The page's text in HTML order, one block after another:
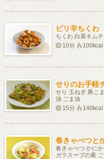
ピリ辛ちくわ
ちくわ 白菜キム
10分
100kcal
せりのお手軽
せり 玉ねぎ 豚こ
油 ごま油
15分
140kcal
春きゃべつと
春きゃべつ かに
ガラスープの素